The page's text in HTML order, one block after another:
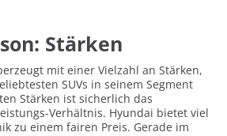
Stärken
mit einer Vielzahl an Stärken,
SUVs in seinem Segment
Stärken ist sicherlich das
Verhältnis. Hyundai bietet viel
zu einem fairen Preis. Gerade im